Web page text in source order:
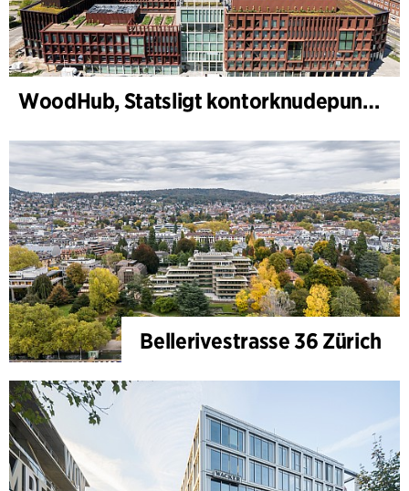
WoodHub, Statsligt kontorknudepunkt i Odense
Bellerivestrasse 36 Zürich